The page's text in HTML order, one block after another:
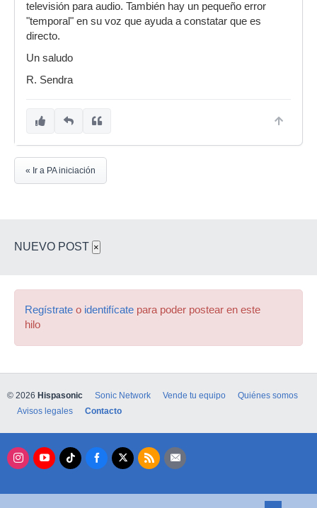
televisión para audio. También hay un pequeño error
"temporal" en su voz que ayuda a constatar que es
directo.
Un saludo
R. Sendra
« Ir a PA iniciación
NUEVO POST ×
Regístrate o identifícate para poder postear en este
hilo
© 2026 Hispasonic Sonic Network Vende tu equipo
Quiénes somos
Avisos legales
Contacto